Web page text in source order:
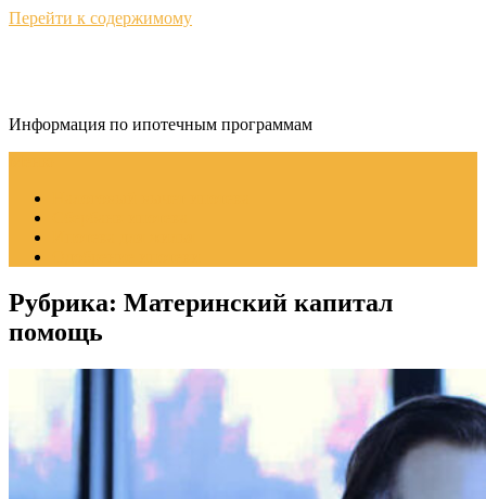
Перейти к содержимому
Информация по ипотечным программам
Рубрика: Материнский капитал
помощь